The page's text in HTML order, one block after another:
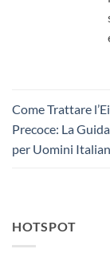
Come Trattare
Precoce: La
per Uomini
HOTSPOT